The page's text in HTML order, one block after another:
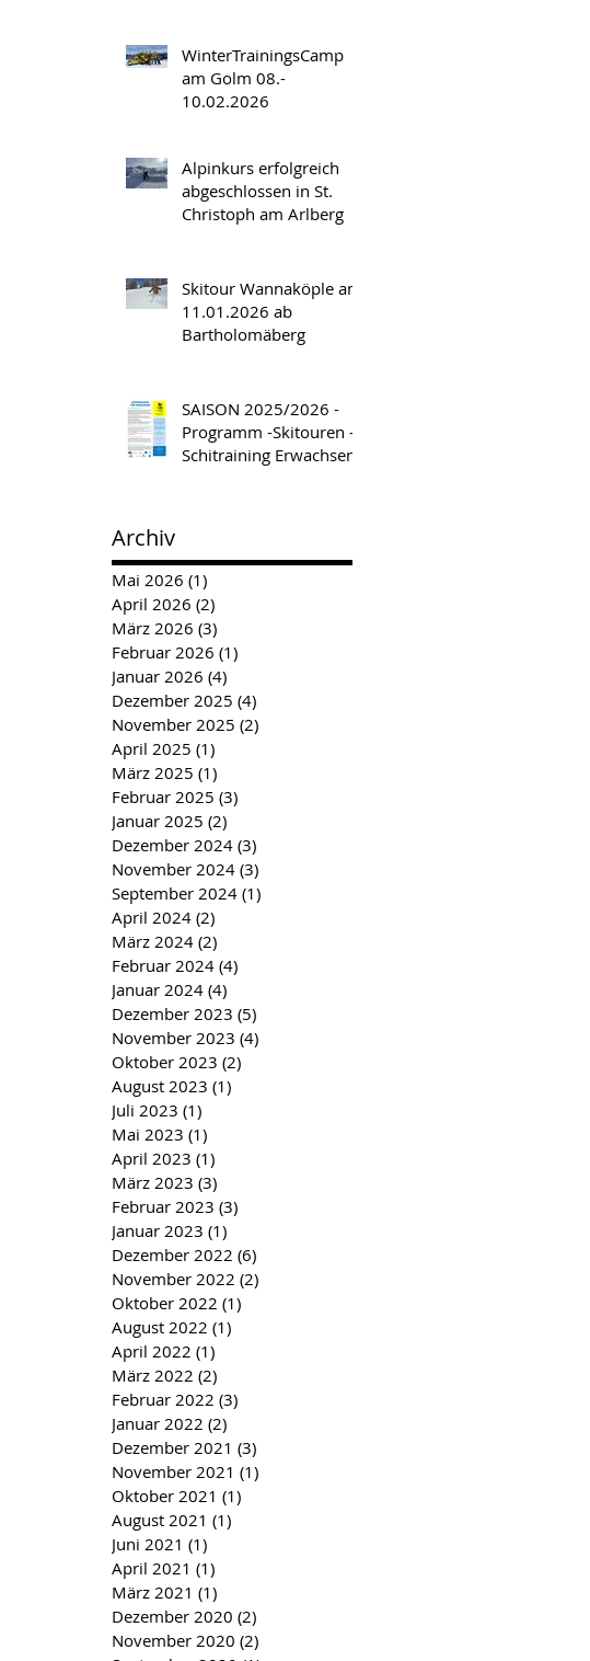
WinterTrainingsCamp
am Golm 08.-
10.02.2026
Alpinkurs erfolgreich
abgeschlossen in St.
Christoph am Arlberg
Skitour Wannaköple am
11.01.2026 ab
Bartholomäberg
SAISON 2025/2026 -
Programm -Skitouren -
Schitraining Erwachsene
Archiv
Mai 2026 (1)
April 2026 (2)
März 2026 (3)
Februar 2026 (1)
Januar 2026 (4)
Dezember 2025 (4)
November 2025 (2)
April 2025 (1)
März 2025 (1)
Februar 2025 (3)
Januar 2025 (2)
Dezember 2024 (3)
November 2024 (3)
September 2024 (1)
April 2024 (2)
März 2024 (2)
Februar 2024 (4)
Januar 2024 (4)
Dezember 2023 (5)
November 2023 (4)
Oktober 2023 (2)
August 2023 (1)
Juli 2023 (1)
Mai 2023 (1)
April 2023 (1)
März 2023 (3)
Februar 2023 (3)
Januar 2023 (1)
Dezember 2022 (6)
November 2022 (2)
Oktober 2022 (1)
August 2022 (1)
April 2022 (1)
März 2022 (2)
Februar 2022 (3)
Januar 2022 (2)
Dezember 2021 (3)
November 2021 (1)
Oktober 2021 (1)
August 2021 (1)
Juni 2021 (1)
April 2021 (1)
März 2021 (1)
Dezember 2020 (2)
November 2020 (2)